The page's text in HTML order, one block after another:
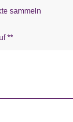
sammeln
**